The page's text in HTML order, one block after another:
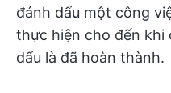
đánh dấu một công
thực hiện cho đến khi
dấu là đã hoàn thành.